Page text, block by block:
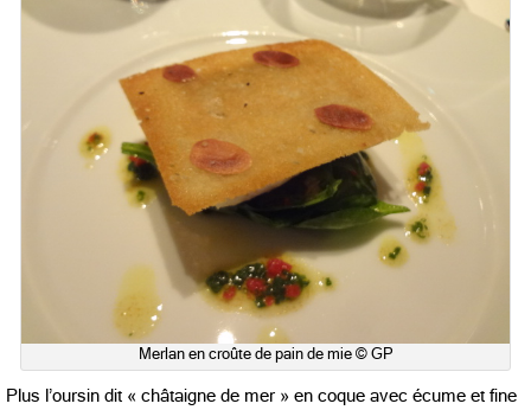
Merlan en croûte de pain de mie © GP
Plus l’oursin dit « châtaigne de mer » en coque avec écume et fine